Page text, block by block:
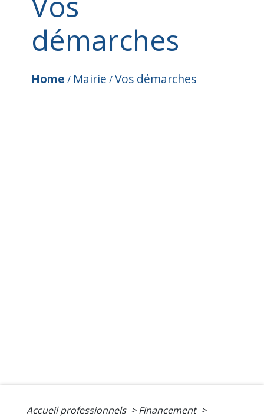
démarches
Home / Mairie /Vos démarches
Accueil professionnels > Financement >